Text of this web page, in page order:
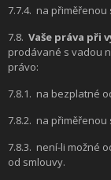
7.7.4. na přiměřenou
7.8. Vaše práva při
prodávané s vadou
právo:
7.8.1. na bezplatné
7.8.2. na přiměřenou
7.8.3. není-li možné
od smlouvy.